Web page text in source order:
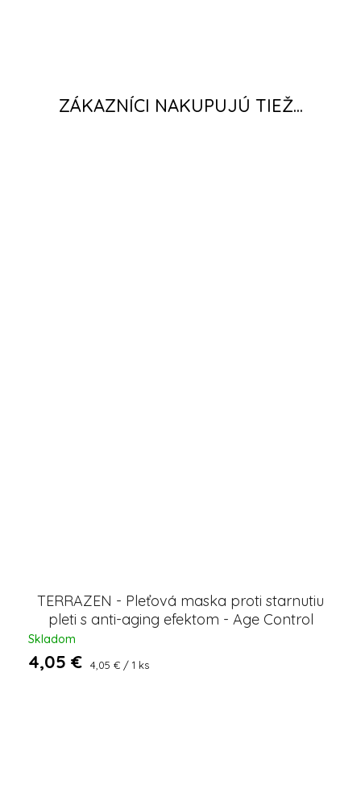
TERRAZEN - Pleťová maska ​​proti starnutiu
pleti s anti-aging efektom - Age Control
Skladom
4,05 €
Jednotková
4,05 € / 1 ks